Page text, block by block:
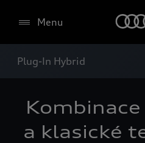
Menu
Plug-In Hybrid
a klasické